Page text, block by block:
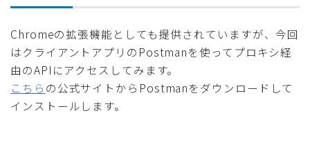
Chromeの拡張機能としても提供されていますが、今回
はクライアントアプリのPostmanを使ってプロキシ経
由のAPIにアクセスしてみます。
こちら の公式サイトからPostmanをダウンロードして
インストールします。